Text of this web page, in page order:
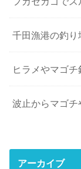
千田漁港の釣
ヒラメやマゴ
波止からマゴ
アーカイブ